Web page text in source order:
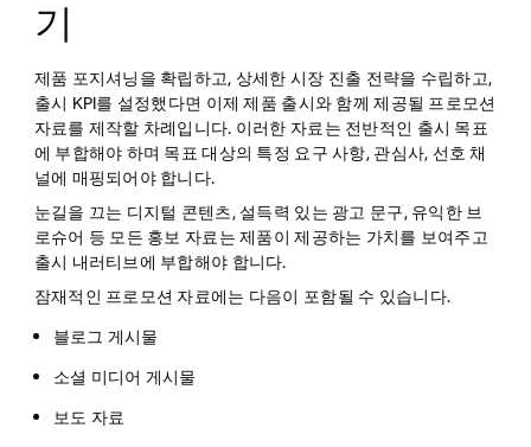
기
제품 포지셔닝을 확립하고, 상세한 시장 진출 전략을 수립하고,
출시 KPI를 설정했다면 이제 제품 출시와 함께 제공될 프로모션
자료를 제작할 차례입니다. 이러한 자료는 전반적인 출시 목표
에 부합해야 하며 목표 대상의 특정 요구 사항, 관심사, 선호 채
널에 매핑되어야 합니다.
눈길을 끄는 디지털 콘텐츠, 설득력 있는 광고 문구, 유익한 브
로슈어 등 모든 홍보 자료는 제품이 제공하는 가치를 보여주고
출시 내러티브에 부합해야 합니다.
잠재적인 프로모션 자료에는 다음이 포함될 수 있습니다.
블로그 게시물
소셜 미디어 게시물
보도 자료